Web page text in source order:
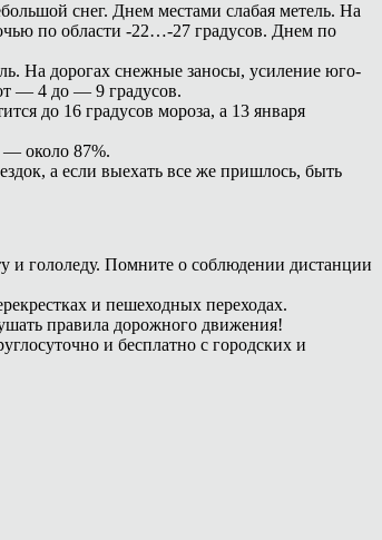
снег. Днем местами слабая метель. На
по области -22…-27 градусов. Днем по
На дорогах снежные заносы, усиление юго-
— 4 до — 9 градусов.
до 16 градусов мороза, а 13 января
— около 87%.
а если выехать все же пришлось, быть
и гололеду. Помните о соблюдении дистанции
и пешеходных переходах.
правила дорожного движения!
и бесплатно с городских и